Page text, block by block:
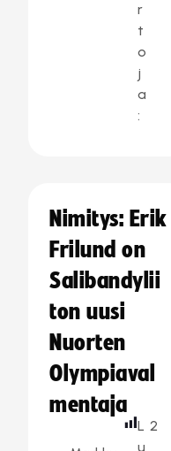
r
t
o
j
a
:
Nimitys: Erik
Frilund on
Salibandylii
ton uusi
Nuorten
Olympiaval
mentaja
L
u
2